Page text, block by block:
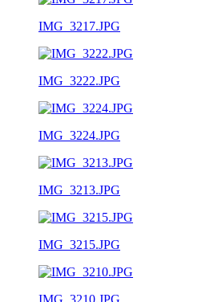
IMG_3217.JPG
IMG_3222.JPG
IMG_3224.JPG
IMG_3213.JPG
IMG_3215.JPG
IMG_3210.JPG